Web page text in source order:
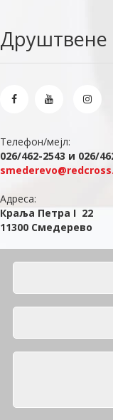
Телефон/мејл:
026/462-2543 и 026/
Адреса:
Краља Петра I 22
11300 Смедерево